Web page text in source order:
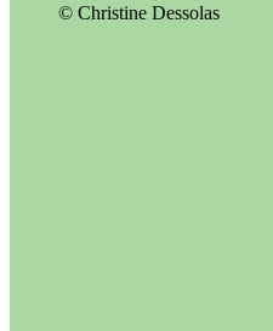
© Christine Dessolas